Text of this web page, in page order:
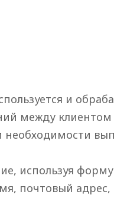
и
между клиентом
используя
почтовый